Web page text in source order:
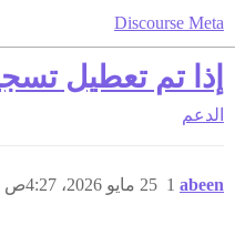
Discourse Meta
إذا تم تعطيل
الدعم
abeen 25 مايو 2026، 4:27ص 1